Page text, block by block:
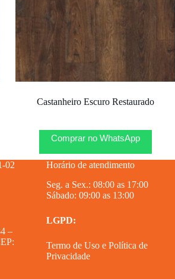
Castanheiro Escuro Restaurado
Comprar no WhatsApp
02
–
Horário de atendimento
Seg. a Sex.: 08:00 as 17:00
Sábado: 09:00 as 13:00
LGPD:
Termo de Usoe Política de
Privacidade